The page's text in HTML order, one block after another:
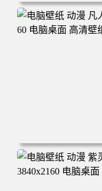
电脑壁纸 动漫角色
年回忆 荷塘荷叶 蜡
电脑壁纸 动漫 凡人
脑桌面 高清壁纸 壁